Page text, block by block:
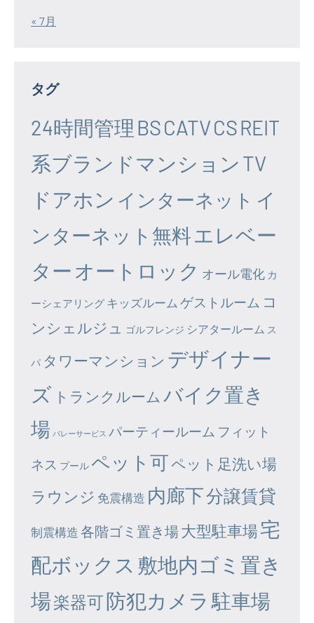
« 7月
タグ
24時間管理 BSCATVCSREIT
系ブランドマンション TV
ドアホン インターネット イ
ンターネット無料エレベー
ター オートロック オール電化 カ
ーシェアリング キッズルーム ゲストルーム コ
ンシェルジュ
ゴルフレンジ シアタールーム ス
パ タワーマンション デザイナー
ズ トランクルーム バイク置き
場 バレーサービス パーティールーム フィット
ネス プール ペット可ペット足洗い場
ラウンジ 免震構造 内廊下分譲賃貸
制震構造 各階ゴミ置き場大型駐車場宅
配ボックス 敷地内ゴミ置き
場楽器可防犯カメラ 駐車場